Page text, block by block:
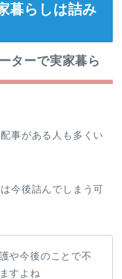
暮らしは詰み
ターで実家暮ら
事がある人も多くい
今後詰んでしまう可
や今後のことで不
すよね